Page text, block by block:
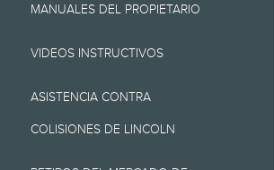
cargos de
los
MANUALES DEL PROPIETARIO
VIDEOS INSTRUCTIVOS
ASISTENCIA CONTRA
COLISIONES DE LINCOLN